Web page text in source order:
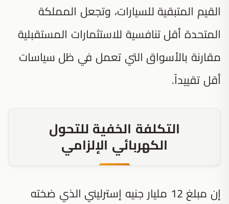
القيم المتبقية للسيارات، وتجعل المملكة
المتحدة أقل تنافسية للاستثمارات المستقبلية
مقارنة بالأسواق التي تعمل في ظل سياسات
أقل تقييداً.
التكلفة الخفية للتحول
الكهربائي الإلزامي
إن مبلغ 12 مليار جنيه إسترليني الذي ضخته